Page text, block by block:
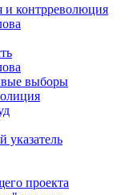
и контрреволюция
выборы
указатель
проекта